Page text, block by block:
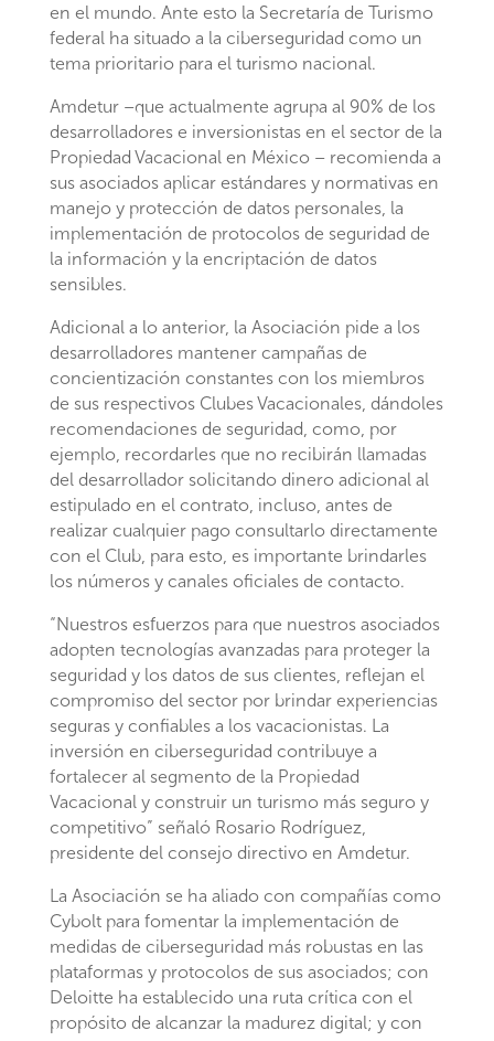
en el mundo. Ante esto la Secretaría de Turismo
federal ha situado a la ciberseguridad como un
tema prioritario para el turismo nacional.
Amdetur –que actualmente agrupa al 90% de los
desarrolladores e inversionistas en el sector de la
Propiedad Vacacional en México – recomienda a
sus asociados aplicar estándares y normativas en
manejo y protección de datos personales, la
implementación de protocolos de seguridad de
la información y la encriptación de datos
sensibles.
Adicional a lo anterior, la Asociación pide a los
desarrolladores mantener campañas de
concientización constantes con los miembros
de sus respectivos Clubes Vacacionales, dándoles
recomendaciones de seguridad, como, por
ejemplo, recordarles que no recibirán llamadas
del desarrollador solicitando dinero adicional al
estipulado en el contrato, incluso, antes de
realizar cualquier pago consultarlo directamente
con el Club, para esto, es importante brindarles
los números y canales oficiales de contacto.
“Nuestros esfuerzos para que nuestros asociados
adopten tecnologías avanzadas para proteger la
seguridad y los datos de sus clientes, reflejan el
compromiso del sector por brindar experiencias
seguras y confiables a los vacacionistas. La
inversión en ciberseguridad contribuye a
fortalecer al segmento de la Propiedad
Vacacional y construir un turismo más seguro y
competitivo” señaló Rosario Rodríguez,
presidente del consejo directivo en Amdetur.
La Asociación se ha aliado con compañías como
Cybolt para fomentar la implementación de
medidas de ciberseguridad más robustas en las
plataformas y protocolos de sus asociados; con
Deloitte ha establecido una ruta crítica con el
propósito de alcanzar la madurez digital; y con